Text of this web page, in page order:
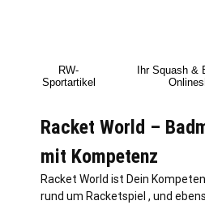
RW-
Sportartikel
Ihr Squash &
Racket World –
mit Kompetenz
Racket World ist Dein
rund um Racketspiel , und